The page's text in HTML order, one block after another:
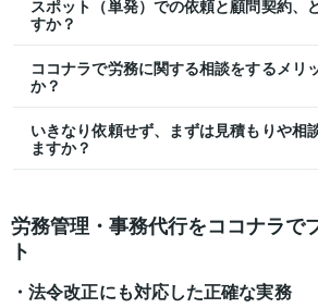
スポット（単発）での依頼と顧問契約、
すか？
ココナラで労務に関する相談をするメリ
か？
いきなり依頼せず、まずは見積もりや相
ますか？
労務管理・事務代行をココナラで
ト
法令改正にも対応した正確な実務